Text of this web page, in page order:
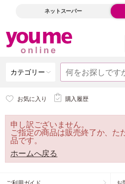
ネットスーパー
カテゴリー
お気に入り 購入履歴
申し訳ございません。
ご指定の商品は販売終了か、た
品です。
ホームへ戻る